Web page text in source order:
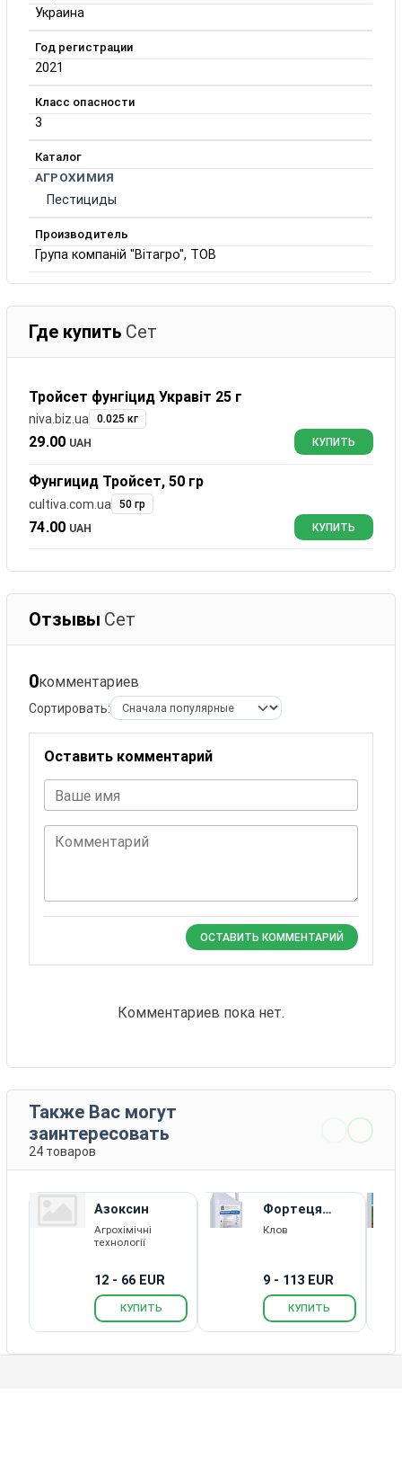
Украина
Год регистрации
2021
Класс опасности
3
Каталог
АГРОХИМИЯ
Пестициды
Производитель
Група компаній "Вітагро", ТОВ
Где купить Сет
Тройсет фунгіцид Укравіт 25 г
niva.biz.ua 0.025 кг
29.00 UAH КУПИТЬ
Фунгицид Тройсет, 50 гр
cultiva.com.ua 50 гр
74.00 UAH КУПИТЬ
Отзывы Сет
0комментариев
Сортировать:
Оставить комментарий
Ваше имя
Комментарий
ОСТАВИТЬ КОММЕНТАРИЙ
Комментариев пока нет.
Также Вас могут
заинтересовать
24 товаров
Азоксин
Агрохімічні
технології
12 - 66 EUR
КУПИТЬ
Фортеця
Тотал ЕС
Клов
9 - 113 EUR
КУПИТЬ